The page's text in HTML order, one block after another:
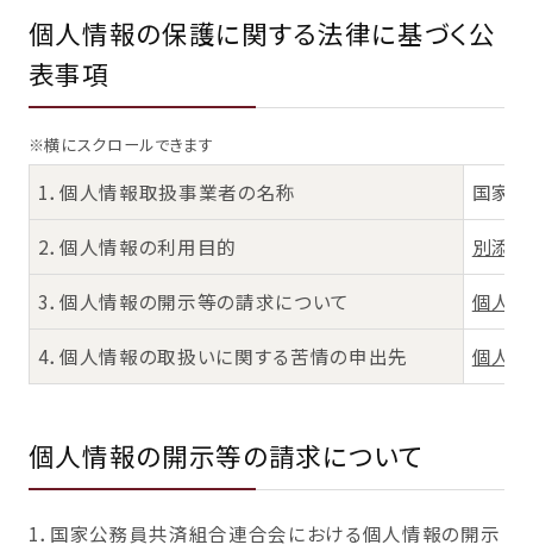
個人情報の保護に関する法律に基づく公
表事項
※横にスクロールできます
1．個人情報取扱事業者の名称 国家
2．個人情報の利用目的 別添1
3．個人情報の開示等の請求について 個人
4．個人情報の取扱いに関する苦情の申出先 個人
個人情報の開示等の請求について
1．国家公務員共済組合連合会における個人情報の開示